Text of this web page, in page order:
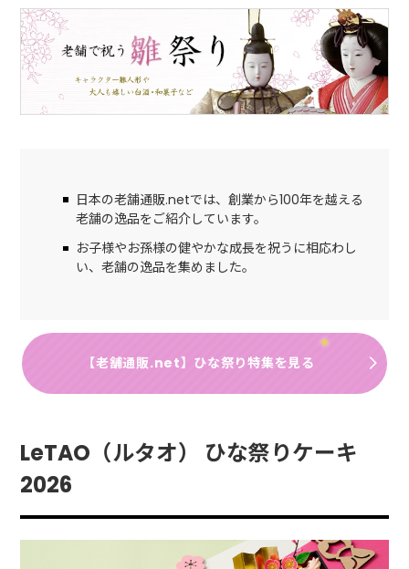
日本の老舗通販.netでは、創業から100年を越える
老舗の逸品をご紹介しています。
お子様やお孫様の健やかな成長を祝うに相応わし
い、老舗の逸品を集めました。
【老舗通販.net】ひな祭り特集を見る
LeTAO（ルタオ） ひな祭りケーキ
2026